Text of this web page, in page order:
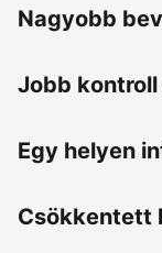
Nagyobb
Jobb
Egy helyen
Csökkentett